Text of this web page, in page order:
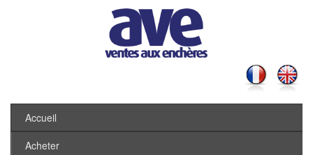
Accueil
Acheter